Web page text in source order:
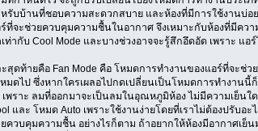
รับบ้านที่ชอบความสะดวกสบาย และห้องที่มีการใช้งานบ่อ
ที่จะช่วยควบคุมความชื้นในอากาศ จึงเหมาะกับห้องที่มีคว
ท่ากับ Cool Mode และบางช่วงอาจจะรู้สึกอึดอัด เพราะ แ
สุดท้ายคือ Fan Mode คือ โหมดการทำงานของแอร์ที่จะช่
มดไป ซึ่งหากใครเผลอไปกดเปลี่ยนเป็นโหมดการทำงาน
เพราะ ลมที่ออกมาจะเป็นลมในอุณหภูมิห้อง ไม่มีความเย็น
และ โหมด Auto เพราะใช้งานง่ายโดยที่เราไม่ต้องปรับอ
ควบคุมความชื้น อย่างไรก็ตาม ถ้าอยากให้ห้องมีอากาศเ